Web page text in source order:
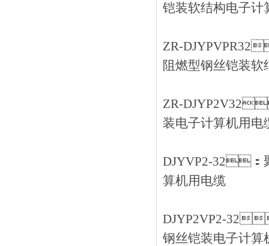
铠装软结构电子计
ZR-
阻燃型钢丝铠装
ZR-
装电子计算机用电
DJYVP2-32：
算机用电缆
DJYP2VP2-
钢丝铠装电子计算